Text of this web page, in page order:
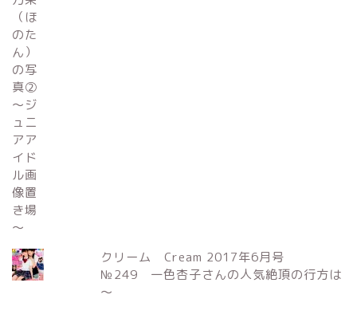
クリーム Cream 2017年6月号
№249 一色杏子さんの人気絶頂の行方は
～